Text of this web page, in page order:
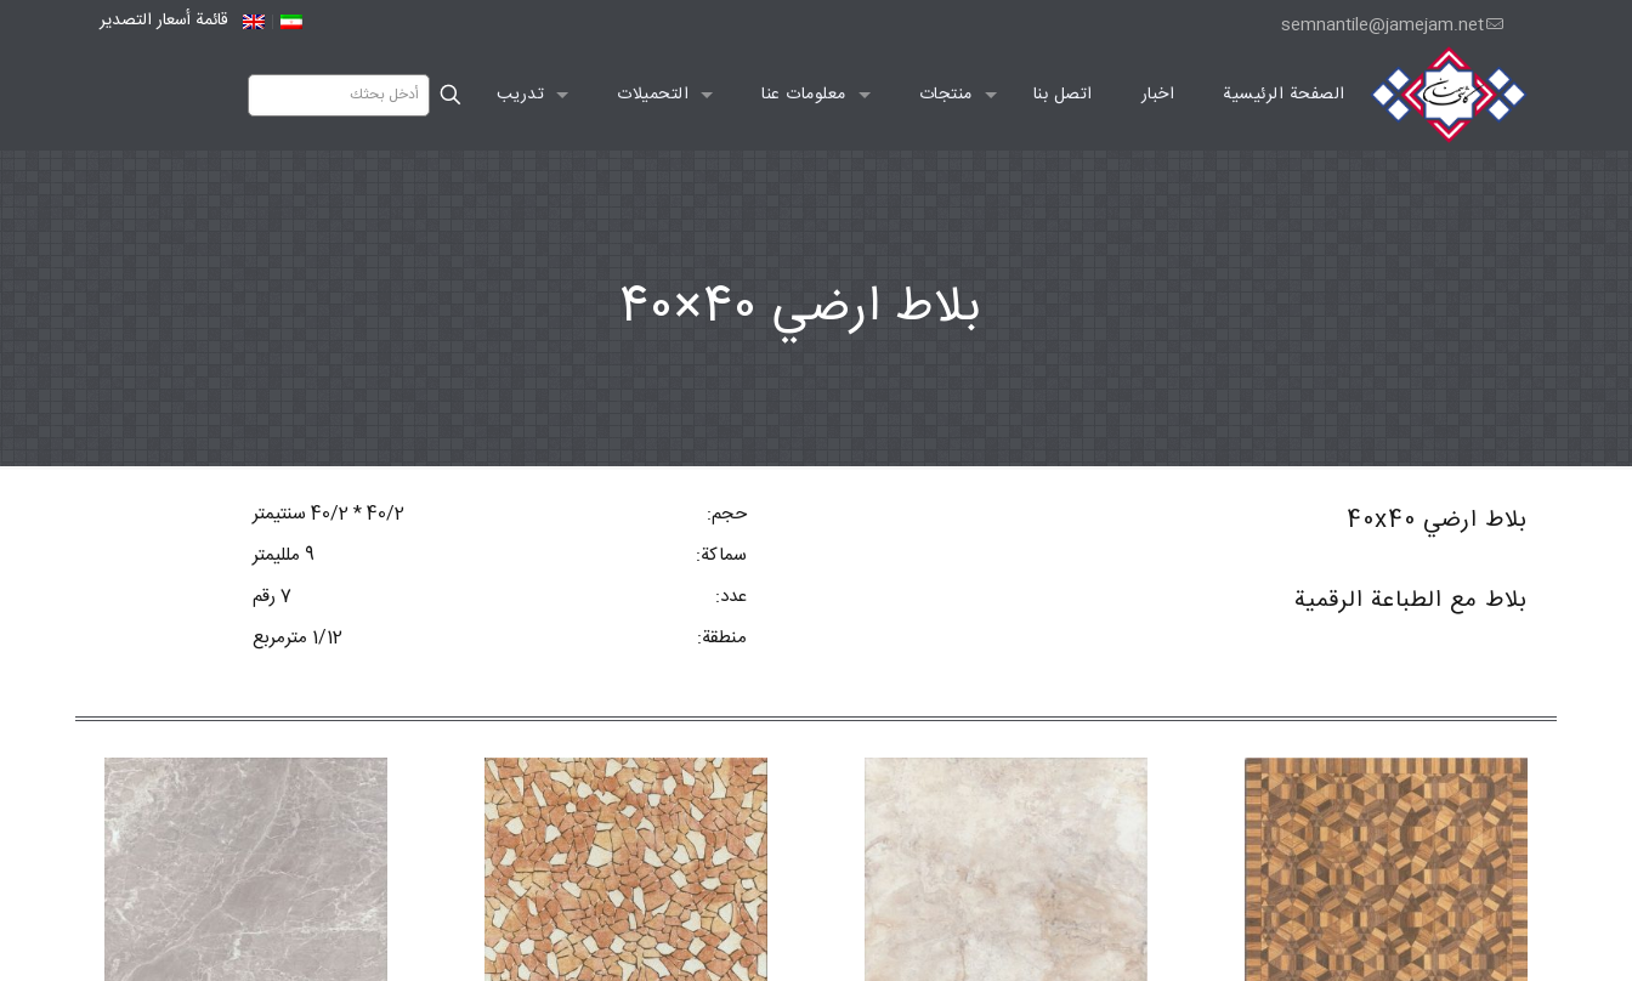
semnantile@jamejam.net قائمة أسعار التصدير
الصفحة الرئيسية اخبار اتصل بنا منتجات معلومات عنا التحميلات تدریب
بلاط ارضي 40×40
بلاط ارضي 40x40
بلاط مع الطباعة الرقمية
حجم:
سماكة:
عدد:
منطقة:
40/2 * 40/2 سنتيمتر
9 ملليمتر
7 رقم
1/12 مترمربع